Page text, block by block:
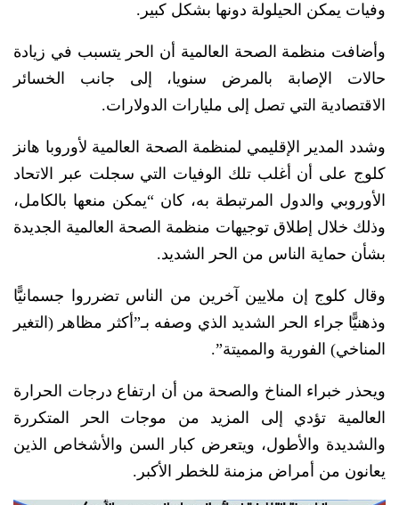
وفيات يمكن الحيلولة دونها بشكل كبير.
وأضافت منظمة الصحة العالمية أن الحر يتسبب في زيادة
حالات الإصابة بالمرض سنويا، إلى جانب الخسائر
الاقتصادية التي تصل إلى مليارات الدولارات.
وشدد المدير الإقليمي لمنظمة الصحة العالمية لأوروبا هانز
كلوج على أن أغلب تلك الوفيات التي سجلت عبر الاتحاد
الأوروبي والدول المرتبطة به، كان “يمكن منعها بالكامل،
وذلك خلال إطلاق توجيهات منظمة الصحة العالمية الجديدة
بشأن حماية الناس من الحر الشديد.
وقال كلوج إن ملايين آخرين من الناس تضرروا جسمانيًّا
وذهنيًّا جراء الحر الشديد الذي وصفه بـ”أكثر مظاهر (التغير
المناخي) الفورية والمميتة”.
ويحذر خبراء المناخ والصحة من أن ارتفاع درجات الحرارة
العالمية تؤدي إلى المزيد من موجات الحر المتكررة
والشديدة والأطول، ويتعرض كبار السن والأشخاص الذين
يعانون من أمراض مزمنة للخطر الأكبر.